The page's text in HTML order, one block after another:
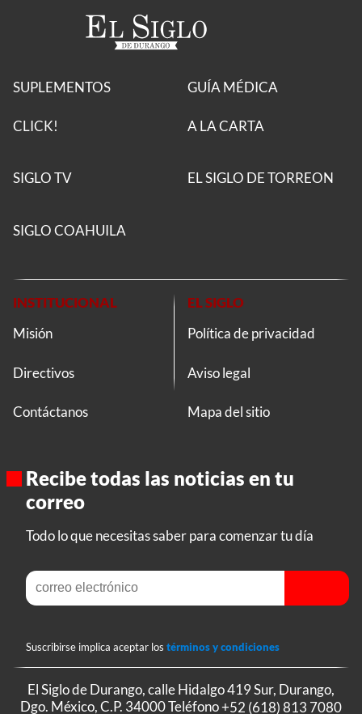
SUPLEMENTOS
CLICK!
GUÍA MÉDICA
A LA CARTA
SIGLO TV EL SIGLO DE TORREON
SIGLO COAHUILA
INSTITUCIONAL
Misión
Directivos
Contáctanos
EL SIGLO
Política de privacidad
Aviso legal
Mapa del sitio
Recibe todas las noticias en tu
correo
Todo lo que necesitas saber para comenzar tu día
Suscribirse implica aceptar los términos y condiciones
El Siglo de Durango, calle Hidalgo 419 Sur, Durango,
Dgo. México, C.P. 34000 Teléfono+52 (618) 813 7080